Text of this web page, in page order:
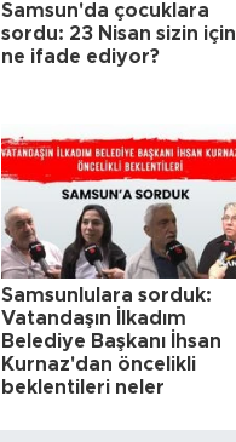
Samsun'da çocuklara
sordu: 23 Nisan sizin için
ne ifade ediyor?
Samsunlulara sorduk:
Vatandaşın İlkadım
Belediye Başkanı İhsan
Kurnaz'dan öncelikli
beklentileri neler